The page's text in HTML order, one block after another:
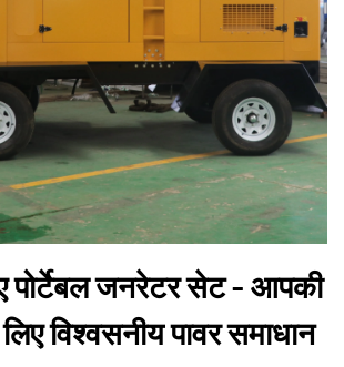
पोर्टेबल जनरेटर सेट – आपकी
विश्वसनीय पावर समाधान